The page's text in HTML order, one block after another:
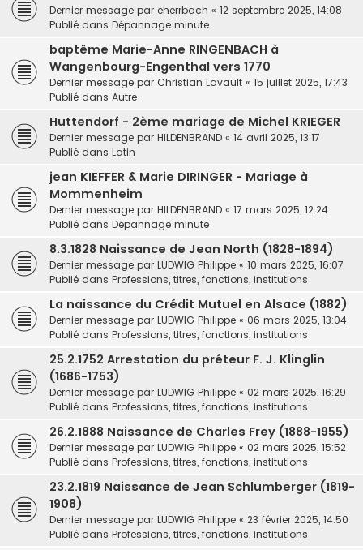
Dernier message par eherrbach « 12 septembre 2025, 14:08
Publié dans Dépannage minute
baptême Marie-Anne RINGENBACH à
Wangenbourg-Engenthal vers 1770
Dernier message par Christian Lavault « 15 juillet 2025, 17:43
Publié dans Autre
Huttendorf - 2ème mariage de Michel KRIEGER
Dernier message par HILDENBRAND « 14 avril 2025, 13:17
Publié dans Latin
jean KIEFFER & Marie DIRINGER - Mariage à
Mommenheim
Dernier message par HILDENBRAND « 17 mars 2025, 12:24
Publié dans Dépannage minute
8.3.1828 Naissance de Jean North (1828-1894)
Dernier message par LUDWIG Philippe « 10 mars 2025, 16:07
Publié dans Professions, titres, fonctions, institutions
La naissance du Crédit Mutuel en Alsace (1882)
Dernier message par LUDWIG Philippe « 06 mars 2025, 13:04
Publié dans Professions, titres, fonctions, institutions
25.2.1752 Arrestation du préteur F. J. Klinglin
(1686-1753)
Dernier message par LUDWIG Philippe « 02 mars 2025, 16:29
Publié dans Professions, titres, fonctions, institutions
26.2.1888 Naissance de Charles Frey (1888-1955)
Dernier message par LUDWIG Philippe « 02 mars 2025, 15:52
Publié dans Professions, titres, fonctions, institutions
23.2.1819 Naissance de Jean Schlumberger (1819-
1908)
Dernier message par LUDWIG Philippe « 23 février 2025, 14:50
Publié dans Professions, titres, fonctions, institutions